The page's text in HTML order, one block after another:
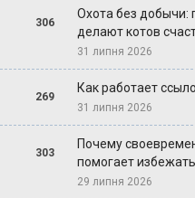
306
Охота без добычи:
делают котов
31 липня 2026
269
Как работает
31 липня 2026
303
Почему
помогает
29 липня 2026